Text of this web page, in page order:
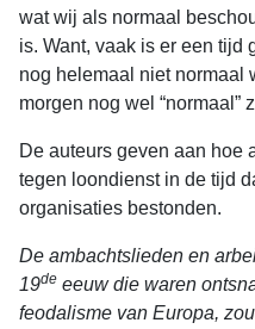
wat wij als normaal
is. Want, vaak is er een tijd
nog helemaal niet normaal
morgen nog wel “normaal”
De auteurs geven aan hoe
tegen loondienst in de tijd
organisaties bestonden.
De ambachtslieden en
19de eeuw die waren
feodalisme van Europa,